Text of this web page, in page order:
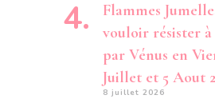
Flammes
vouloir résister
par Vénus en
Juillet et 5 Aout
8 juillet 2026